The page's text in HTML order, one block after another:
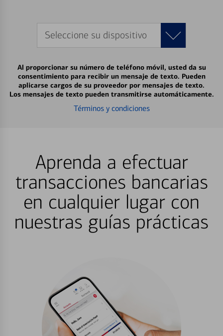
Seleccione su dispositivo
Al proporcionar su número de teléfono móvil, usted da su
consentimiento para recibir un mensaje de texto. Pueden
aplicarse cargos de su proveedor por mensajes de texto.
Los mensajes de texto pueden transmitirse automáticamente.
Términos y condiciones
Aprenda a efectuar
transacciones bancarias
en cualquier lugar con
nuestras guías prácticas